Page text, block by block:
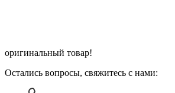
оригинальный товар!
Остались вопросы, свяжитесь с нами: